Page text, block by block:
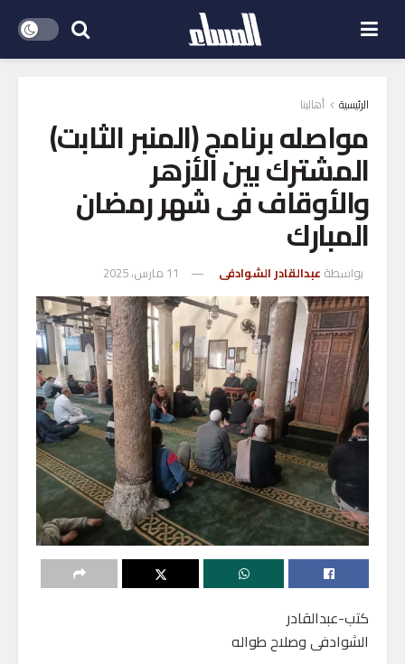
الرئيسية أهالينا
مواصله برنامج (المنبر الثابت)
المشترك بين الأزهر
والأوقاف فى شهر رمضان
المبارك
بواسطة عبدالقادر الشوادفى 11 مارس، 2025
كتب-عبدالقادر
الشوادفى وصلاح طواله